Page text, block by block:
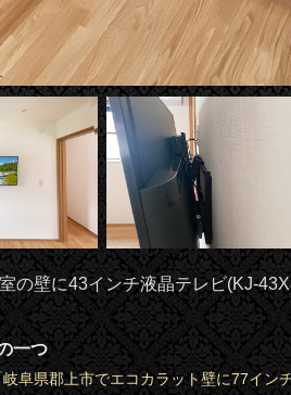
の壁に43インチ液晶テレビ(KJ-
一つ
阜県郡上市でエコカラット壁に77イン